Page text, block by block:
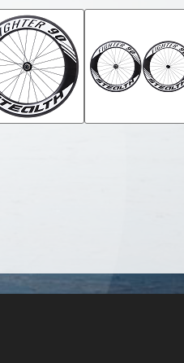
Stealth / Dt Swiss /